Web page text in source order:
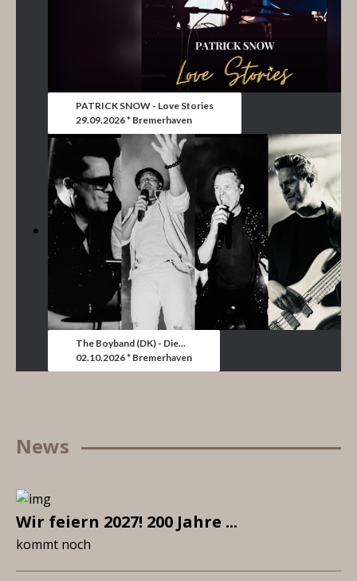
PATRICK SNOW - Love Stories
29.09.2026 * Bremerhaven
The Boyband (DK) - Die...
02.10.2026 * Bremerhaven
News
Wir feiern 2027! 200 Jahre ...
kommt noch